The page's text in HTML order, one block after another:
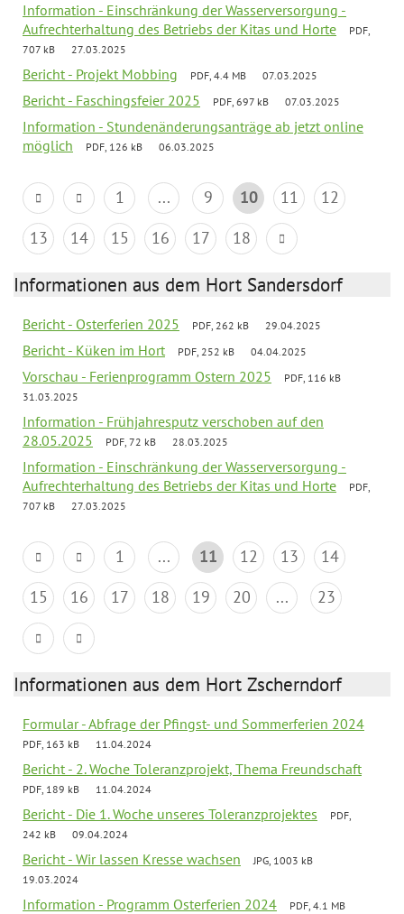
Information - Einschränkung der Wasserversorgung -
Aufrechterhaltung des Betriebs der Kitas und Horte
PDF,
707 kB
27.03.2025
Bericht - Projekt Mobbing PDF, 4.4 MB 07.03.2025
Bericht - Faschingsfeier 2025 PDF, 697 kB 07.03.2025
Information - Stundenänderungsanträge ab jetzt online
möglich
PDF, 126 kB 06.03.2025
1 ... 9 10 11
12
13
14 15 16 17 18
Informationen aus dem Hort Sandersdorf
Bericht - Osterferien 2025 PDF, 262 kB 29.04.2025
Bericht - Küken im Hort PDF, 252 kB 04.04.2025
Vorschau - Ferienprogramm Ostern 2025
PDF, 116 kB
31.03.2025
Information - Frühjahresputz verschoben auf den
28.05.2025
PDF, 72 kB 28.03.2025
Information - Einschränkung der Wasserversorgung -
Aufrechterhaltung des Betriebs der Kitas und Horte
PDF,
707 kB
27.03.2025
1 ... 11 12 13
14
15
16 17 18 19 20 ... 23
Informationen aus dem Hort Zscherndorf
Formular - Abfrage der Pfingst- und Sommerferien 2024
PDF, 163 kB 11.04.2024
Bericht - 2. Woche Toleranzprojekt, Thema Freundschaft
PDF, 189 kB 11.04.2024
Bericht - Die 1. Woche unseres Toleranzprojektes
PDF,
242 kB
09.04.2024
Bericht - Wir lassen Kresse wachsen
JPG, 1003 kB
19.03.2024
Information - Programm Osterferien 2024
PDF, 4.1 MB